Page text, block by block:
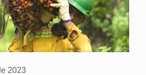
2023